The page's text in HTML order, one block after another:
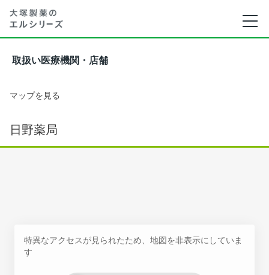
取扱い医療機関・店舗
マップを見る
日野薬局
特異なアクセスが見られたため、地図を非表示にしていま
す